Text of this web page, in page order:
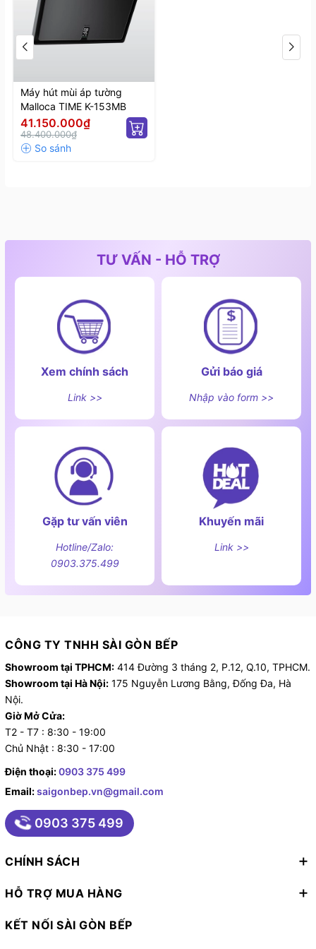
Máy hút mùi áp tường
Malloca TIME K-153MB
41.150.000₫
48.400.000₫
TƯ VẤN - HỖ TRỢ
Xem chính sách
Link >>
Gửi báo giá
Nhập vào form >>
Gặp tư vấn viên
Hotline/Zalo:
0903.375.499
Khuyến mãi
Link >>
CÔNG TY TNHH SÀI GÒN BẾP
Showroom tại TPHCM: 414 Đường 3 tháng 2, P.12, Q.10, TPHCM.
Showroom tại Hà Nội: 175 Nguyễn Lương Bằng, Đống Đa, Hà
Nội.
Giờ Mở Cửa:
T2 - T7 : 8:30 - 19:00
Chủ Nhật : 8:30 - 17:00
Điện thoại:0903 375 499
Email:saigonbep.vn@gmail.com
0903 375 499
CHÍNH SÁCH
HỖ TRỢ MUA HÀNG
KẾT NỐI SÀI GÒN BẾP